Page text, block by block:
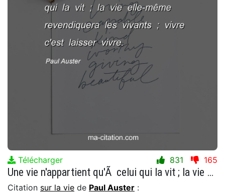
Télécharger 831 165
Une vie n'appartient qu'Ã celui qui la vit ; la vie elle-mÃªme revendiquera les vivants ; vivre c'est laisser vivre.
Citation sur la vie de Paul Auster :